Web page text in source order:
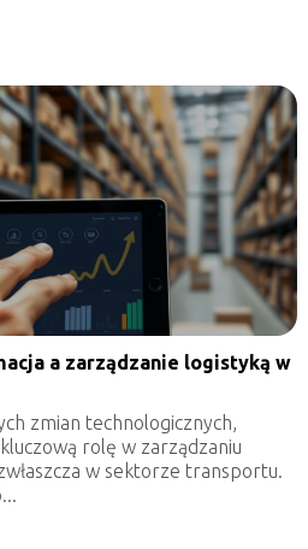
a zarządzanie logistyką w
zmian technologicznych,
rolę w zarządzaniu
w sektorze transportu.